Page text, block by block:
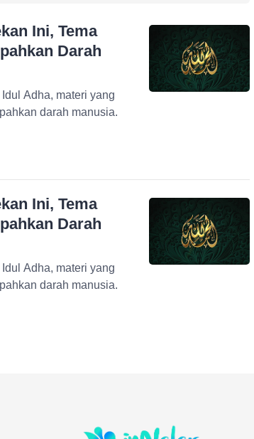
Ini, Tema
Darah
Adha, materi yang
darah manusia.
Ini, Tema
Darah
Adha, materi yang
darah manusia.